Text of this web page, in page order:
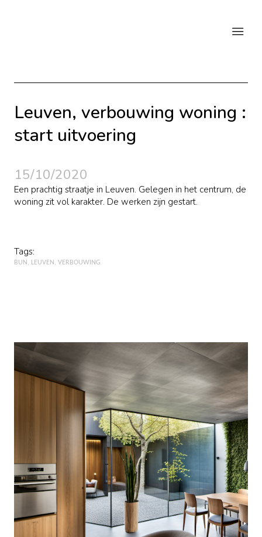
Leuven, verbouwing woning :
start uitvoering
15/10/2020
Een prachtig straatje in Leuven. Gelegen in het centrum, de
woning zit vol karakter. De werken zijn gestart.
Tags:
BUN LEUVEN VERBOUWING